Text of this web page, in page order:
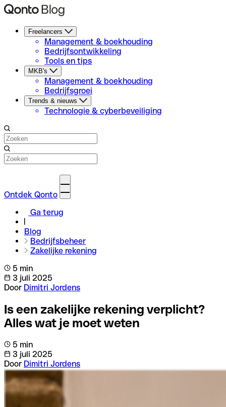
Freelancers
Management & boekhouding
Bedrijfsontwikkeling
Tools en tips
MKB's
Management & boekhouding
Bedrijfsgroei
Trends & nieuws
Technologie & cyberbeveiliging
Ontdek Qonto
Ga terug
Blog
Bedrijfsbeheer
Zakelijke rekening
5 min
3 juli 2025
Door Dimitri Jordens
Is een zakelijke rekening verplicht?
Alles wat je moet weten
5 min
3 juli 2025
Door Dimitri Jordens